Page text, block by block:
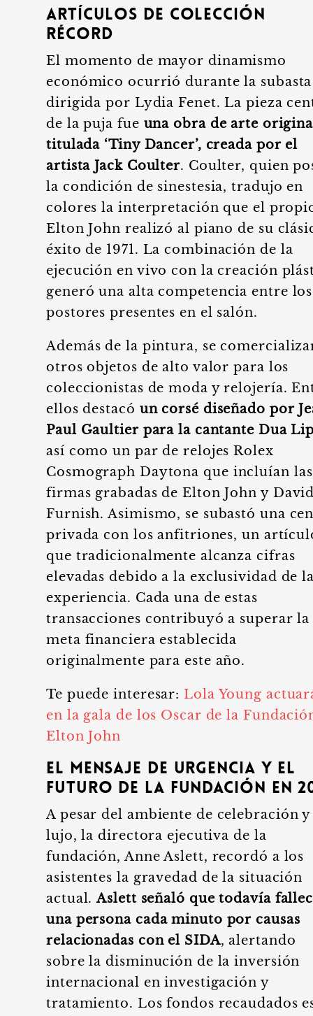
artículos de colección
récord
El momento de mayor dinamismo
económico ocurrió durante la subasta
dirigida por Lydia Fenet. La pieza
de la puja fue una obra de arte
titulada ‘Tiny Dancer’, creada por el
artista Jack Coulter. Coulter, quien
la condición de sinestesia, tradujo en
colores la interpretación que el
Elton John realizó al piano de su
éxito de 1971. La combinación de la
ejecución en vivo con la creación
generó una alta competencia entre los
postores presentes en el salón.
Además de la pintura, se
otros objetos de alto valor para los
coleccionistas de moda y relojería.
ellos destacó un corsé diseñado por
Paul Gaultier para la cantante Dua
así como un par de relojes Rolex
Cosmograph Daytona que incluían las
firmas grabadas de Elton John y
Furnish. Asimismo, se subastó una
privada con los anfitriones, un
que tradicionalmente alcanza cifras
elevadas debido a la exclusividad de
experiencia. Cada una de estas
transacciones contribuyó a superar la
meta financiera establecida
originalmente para este año.
Te puede interesar: Lola Young
en la gala de los Oscar de la
Elton John
El mensaje de urgencia y el
futuro de la fundación en
A pesar del ambiente de celebración y
lujo, la directora ejecutiva de la
fundación, Anne Aslett, recordó a los
asistentes la gravedad de la situación
actual.Aslett señaló que todavía
una persona cada minuto por causas
relacionadas con el SIDA, alertando
sobre la disminución de la inversión
internacional en investigación y
tratamiento. Los fondos recaudados